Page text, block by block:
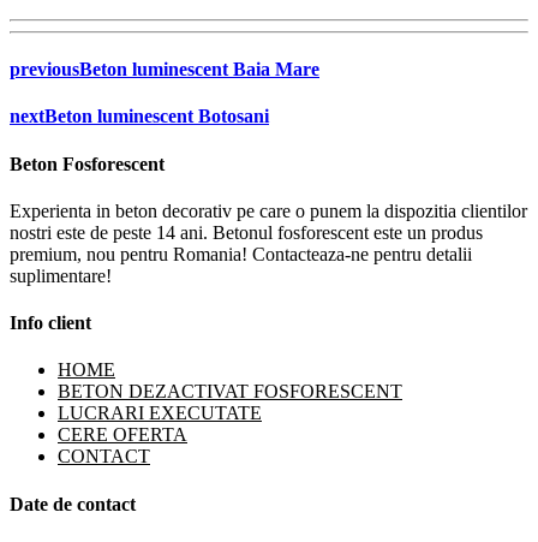
previousBeton luminescent Baia Mare
nextBeton luminescent Botosani
Beton Fosforescent
Experienta in beton decorativ pe care o punem la dispozitia clientilor
nostri este de peste 14 ani. Betonul fosforescent este un produs
premium, nou pentru Romania! Contacteaza-ne pentru detalii
suplimentare!
Info client
HOME
BETON DEZACTIVAT FOSFORESCENT
LUCRARI EXECUTATE
CERE OFERTA
CONTACT
Date de contact